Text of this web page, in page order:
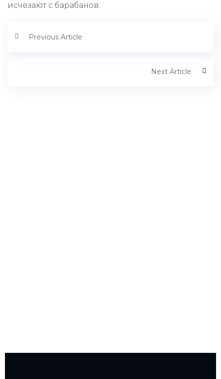
исчезают с барабанов.
Previous Article
Next Article